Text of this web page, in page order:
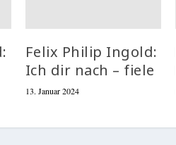
Felix Philip Ingold:
Ich dir nach – fiele
13. Januar 2024